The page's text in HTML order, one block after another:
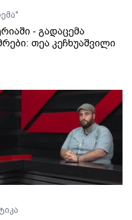
- გადაცემა
თეა კეჩხუაშვილი